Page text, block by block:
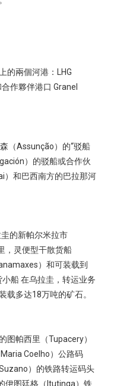
的兩個河港：LHG
作夥伴港口 Granel
（Assunção）的“驳船
）的驳船或合作伙
）和巴西南方的巴拉那河
的新帕尔米拉市
，灵便型干散货船
）和可装载到
船 在乌拉圭，转运业务
载多达18万吨的矿石。
图帕西里（Tupacery）
Coelho）公路码
）的铁路转运码头
伊图廷格（Itutinga）铁